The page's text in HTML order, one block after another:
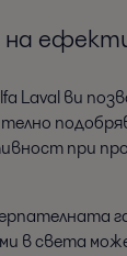
на
Laval ви
при
в света